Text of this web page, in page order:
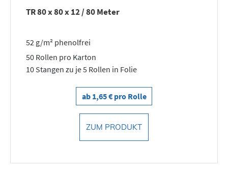
TR 80 x 80 x 12 / 80 Meter
52 g/m² phenolfrei
50 Rollen pro Karton
10 Stangen zu je 5 Rollen in Folie
ab 1,65 € pro Rolle
ZUM PRODUKT